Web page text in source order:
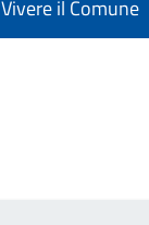
Vivere il Comune